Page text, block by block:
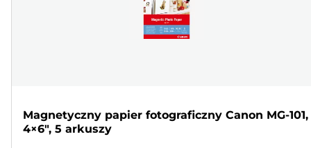
Magnetyczny papier fotograficzny Canon MG-101,
4×6", 5 arkuszy